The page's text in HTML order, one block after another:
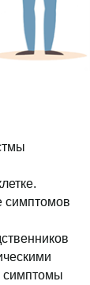
симптомов
симптомы